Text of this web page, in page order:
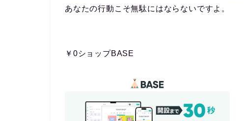
あなたの行動こそ無駄にはならないですよ。
￥0ショップBASE